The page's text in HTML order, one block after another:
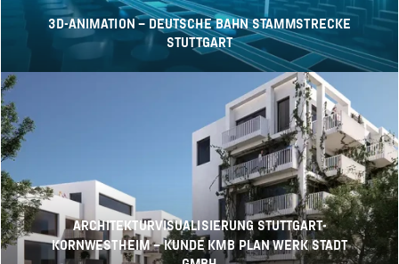
3D-ANIMATION – DEUTSCHE BAHN STAMMSTRECKE
STUTTGART
ARCHITEKTURVISUALISIERUNG STUTTGART-
KORNWESTHEIM – KUNDE KMB PLAN WERK STADT